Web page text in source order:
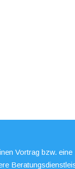
Vortrag bzw.